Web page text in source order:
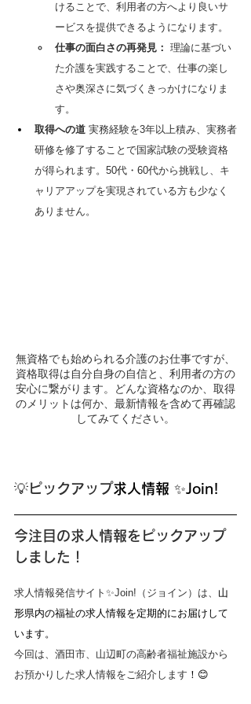
けることで、利用者の方へより良いサ
ービスを提供できるようになります。
仕事の面白さの再発見： 理論に基づい
た介護を実践することで、仕事の楽し
さや奥深さに気づくきっかけになりま
す。
取得への道 実務経験を3年以上積み、実務者
研修を修了することで国家試験の受験資格
が得られます。50代・60代から挑戦し、キ
ャリアアップを実現されている方も少なく
ありません。
無資格でも始められる介護のお仕事ですが、
資格取得は自分自身の自信と、利用者の方の
安心に繋がります。どんな資格なのか、取得
のメリットは何か、最新情報を含めて再確認
してみてください。
💡ピックアップ求人情報 ✨Join!
今注目の求人情報をピックアップ
しました！
求人情報発信サイト✨Join!（ジョイン）は、 山
形県内の福祉の求人情報を定期的にお届けして
います。
今回は、酒田市、山辺町の高齢者福祉施設から
お預かりした求人情報をご紹介します ！😊